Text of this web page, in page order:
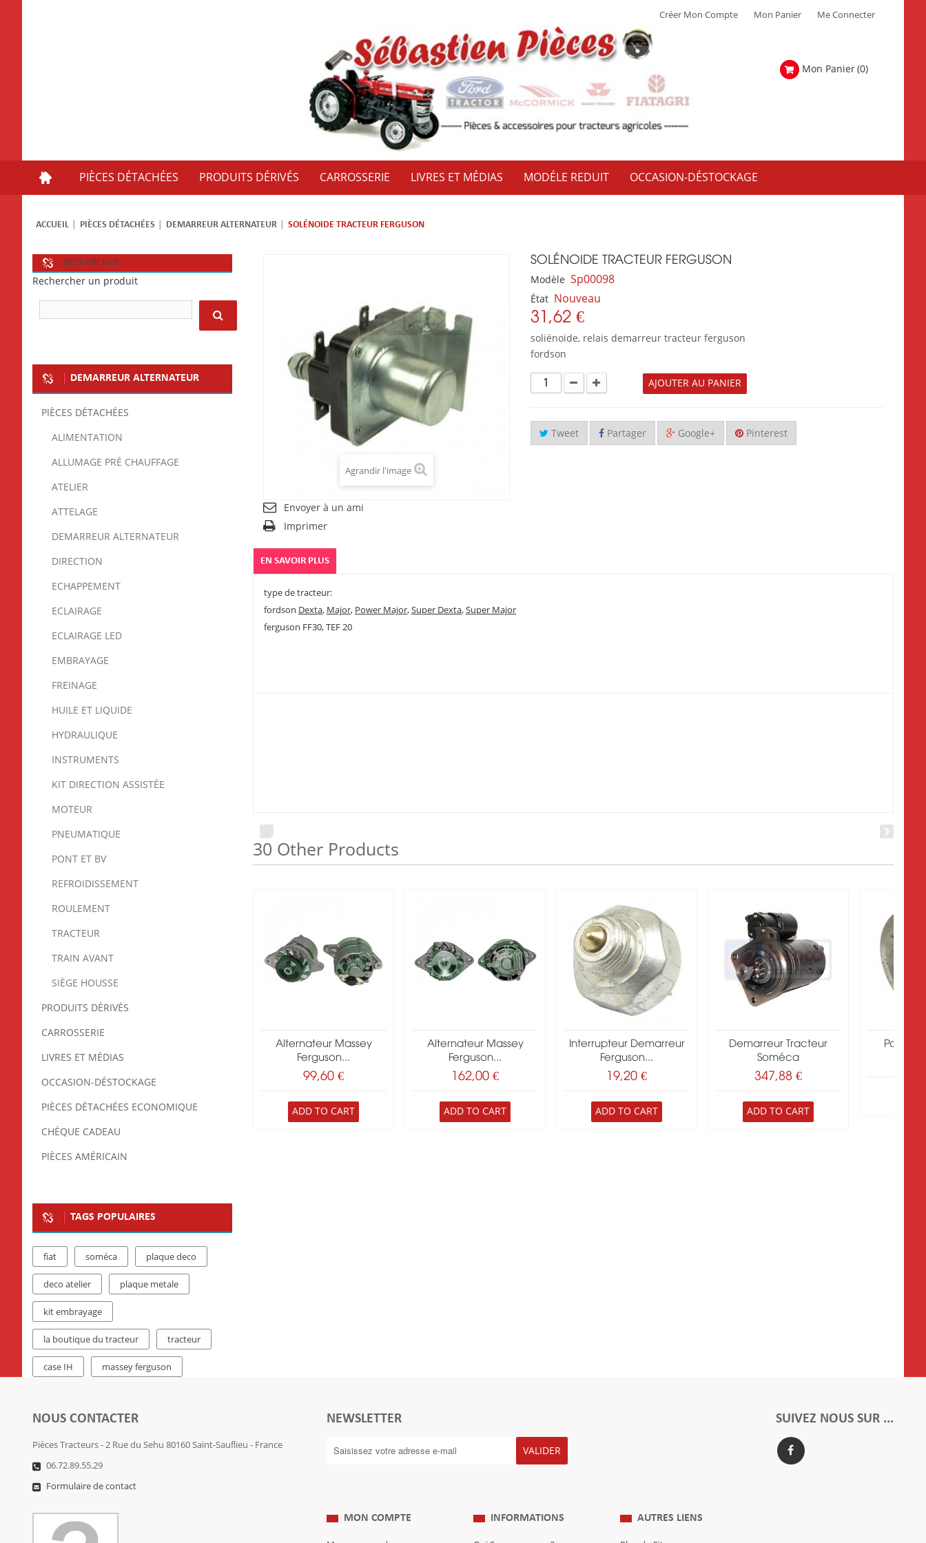
Créer Mon Compte Mon Panier Me Connecter
Mon Panier(0)
PIÈCES DÉTACHÉES PRODUITS DÉRIVÉS CARROSSERIE LIVRES ET MÉDIAS MODÉLE REDUIT OCCASION-DÉSTOCKAGE
ACCUEIL PIÈCES DÉTACHÉES DEMARREUR ALTERNATEUR SOLÉNOIDE TRACTEUR FERGUSON
RECHERCHER
Rechercher un produit
DEMARREUR ALTERNATEUR
PIÈCES DÉTACHÉES
ALIMENTATION
ALLUMAGE PRÉ CHAUFFAGE
ATELIER
ATTELAGE
DEMARREUR ALTERNATEUR
DIRECTION
ECHAPPEMENT
ECLAIRAGE
ECLAIRAGE LED
EMBRAYAGE
FREINAGE
HUILE ET LIQUIDE
HYDRAULIQUE
INSTRUMENTS
KIT DIRECTION ASSISTÉE
MOTEUR
PNEUMATIQUE
PONT ET BV
REFROIDISSEMENT
ROULEMENT
TRACTEUR
TRAIN AVANT
SIÈGE HOUSSE
PRODUITS DÉRIVÉS
CARROSSERIE
LIVRES ET MÉDIAS
OCCASION-DÉSTOCKAGE
PIÈCES DÉTACHÉES ECONOMIQUE
CHÉQUE CADEAU
PIÈCES AMÉRICAIN
TAGS POPULAIRES
fiat soméca plaque deco
deco atelier plaque metale
kit embrayage
la boutique du tracteur tracteur
case IH massey ferguson
Agrandir l'image
Envoyer à un ami
Imprimer
SOLÉNOIDE TRACTEUR FERGUSON
Modèle Sp00098
État Nouveau
31,62 €
soliénoide, relais demarreur tracteur ferguson
fordson
AJOUTER AU PANIER
Tweet Partager Google+ Pinterest
EN SAVOIR PLUS
type de tracteur:
fordson Dexta, Major, Power Major,Super Dexta,Super Major
ferguson FF30, TEF 20
30 Other Products
Alternateur Massey
Ferguson...
99,60 €
ADD TO CART
Alternateur Massey
Ferguson...
162,00 €
ADD TO CART
Interrupteur Demarreur
Ferguson...
19,20 €
ADD TO CART
Demarreur Tracteur
Soméca
347,88 €
ADD TO CART
Poulie
NOUS CONTACTER
Pièces Tracteurs - 2 Rue du Sehu 80160 Saint-Sauflieu - France
06.72.89.55.29
Formulaire de contact
NEWSLETTER
VALIDER
SUIVEZ NOUS SUR ...
MON COMPTE INFORMATIONS AUTRES LIENS